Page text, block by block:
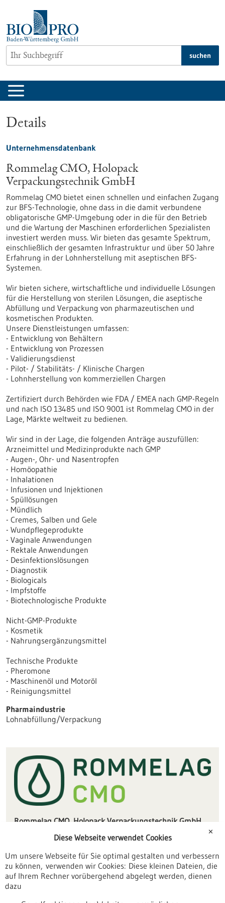
springen
suchen
Details
Unternehmensdatenbank
Rommelag CMO, Holopack
Verpackungstechnik GmbH
Rommelag CMO bietet einen schnellen und einfachen Zugang
zur BFS-Technologie, ohne dass in die damit verbundene
obligatorische GMP-Umgebung oder in die für den Betrieb
und die Wartung der Maschinen erforderlichen Spezialisten
investiert werden muss. Wir bieten das gesamte Spektrum,
einschließlich der gesamten Infrastruktur und über 50 Jahre
Erfahrung in der Lohnherstellung mit aseptischen BFS-
Systemen.
Wir bieten sichere, wirtschaftliche und individuelle Lösungen
für die Herstellung von sterilen Lösungen, die aseptische
Abfüllung und Verpackung von pharmazeutischen und
kosmetischen Produkten.
Unsere Dienstleistungen umfassen:
- Entwicklung von Behältern
- Entwicklung von Prozessen
- Validierungsdienst
- Pilot- / Stabilitäts- / Klinische Chargen
- Lohnherstellung von kommerziellen Chargen
Zertifiziert durch Behörden wie FDA / EMEA nach GMP-Regeln
und nach ISO 13485 und ISO 9001 ist Rommelag CMO in der
Lage, Märkte weltweit zu bedienen.
Wir sind in der Lage, die folgenden Anträge auszufüllen:
Arzneimittel und Medizinprodukte nach GMP
- Augen-, Ohr- und Nasentropfen
- Homöopathie
- Inhalationen
- Infusionen und Injektionen
- Spüllösungen
- Mündlich
- Cremes, Salben und Gele
- Wundpflegeprodukte
- Vaginale Anwendungen
- Rektale Anwendungen
- Desinfektionslösungen
- Diagnostik
- Biologicals
- Impfstoffe
- Biotechnologische Produkte
Nicht-GMP-Produkte
- Kosmetik
- Nahrungsergänzungsmittel
Technische Produkte
- Pheromone
- Maschinenöl und Motoröl
- Reinigungsmittel
Pharmaindustrie
Lohnabfüllung/Verpackung
Rommelag CMO, Holopack Verpackungstechnik GmbH
74429 Sulzbach-Laufen
mail.hp(at)rommelag.com
www.rommelag.com
✕
Diese Webseite verwendet Cookies
Um unsere Webseite für Sie optimal gestalten und verbessern
zu können, verwenden wir Cookies: Diese kleinen Dateien, die
auf Ihrem Rechner vorübergehend abgelegt werden, dienen
dazu